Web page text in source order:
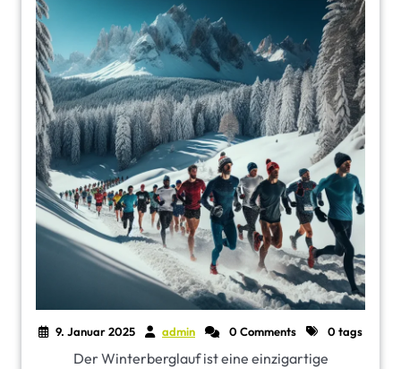
9. Januar 2025 admin 0 Comments 0 tags
Der Winterberglauf ist eine einzigartige